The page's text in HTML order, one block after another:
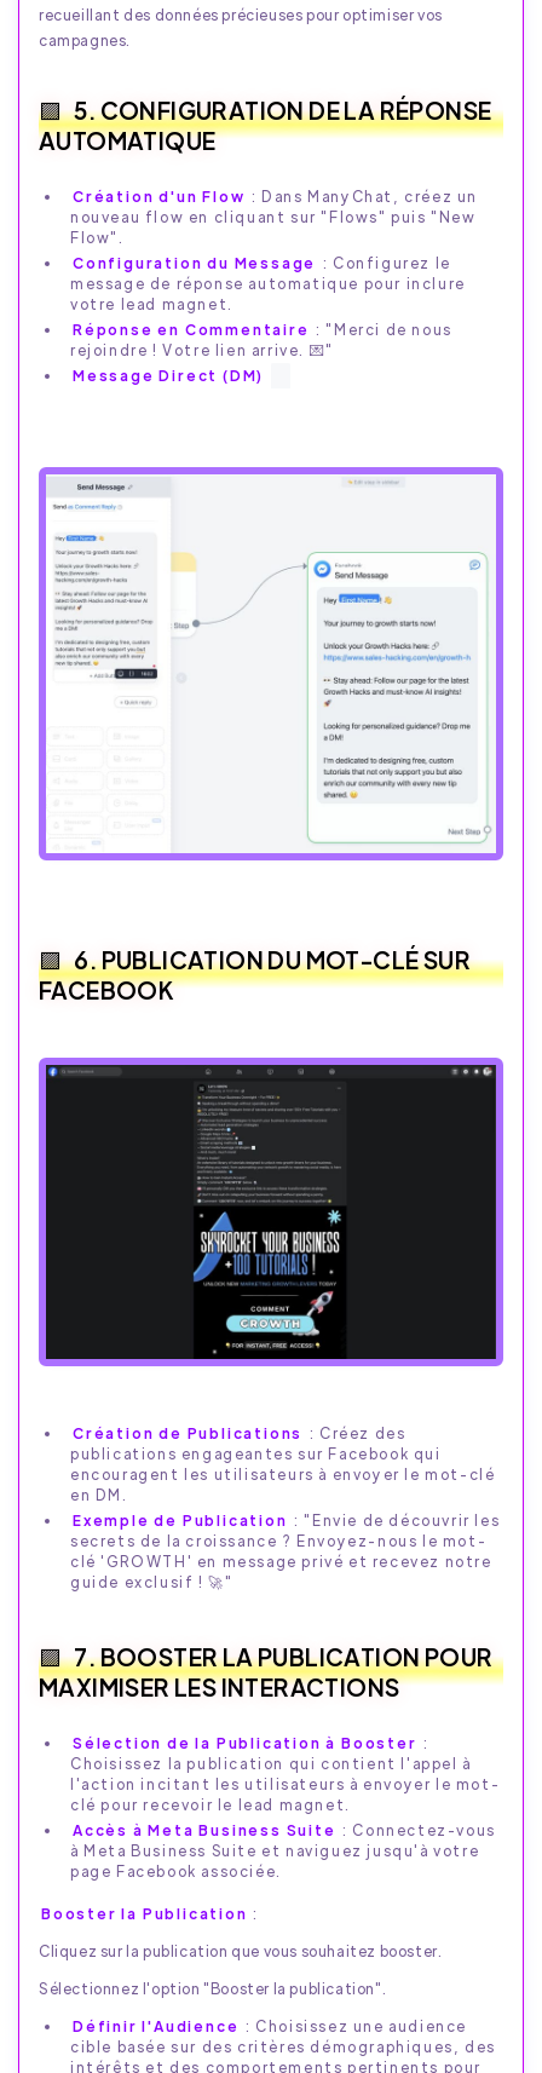
recueillant des données précieuses pour optimiser vos
campagnes.
5. CONFIGURATION DE LA RÉPONSE
AUTOMATIQUE
Création d'un Flow : Dans ManyChat, créez un
nouveau flow en cliquant sur "Flows" puis "New
Flow".
Configuration du Message : Configurez le
message de réponse automatique pour inclure
votre lead magnet.
Réponse en Commentaire : "Merci de nous
rejoindre ! Votre lien arrive. 💌"
Message Direct (DM)
6. PUBLICATION DU MOT-CLÉ SUR
FACEBOOK
Création de Publications
: Créez des
publications engageantes sur Facebook qui
encouragent les utilisateurs à envoyer le mot-clé
en DM.
Exemple de Publication : "Envie de découvrir les
secrets de la croissance ? Envoyez-nous le mot-
clé 'GROWTH' en message privé et recevez notre
guide exclusif ! 🚀"
7. BOOSTER LA PUBLICATION POUR
MAXIMISER LES INTERACTIONS
Sélection de la Publication à Booster :
Choisissez la publication qui contient l'appel à
l'action incitant les utilisateurs à envoyer le mot-
clé pour recevoir le lead magnet.
Accès à Meta Business Suite : Connectez-vous
à Meta Business Suite et naviguez jusqu'à votre
page Facebook associée.
Booster la Publication :
Cliquez sur la publication que vous souhaitez booster.
Sélectionnez l'option "Booster la publication".
Définir l'Audience : Choisissez une audience
cible basée sur des critères démographiques, des
intérêts et des comportements pertinents pour